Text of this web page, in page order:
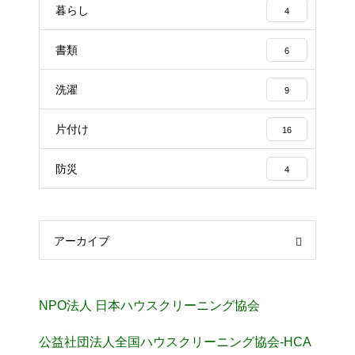
暮らし 4
書類 6
洗濯 9
片付け 16
防災 4
アーカイブ
NPO法人 日本ハウスクリーニング協会
公益社団法人全国ハウスクリーニング協会-HCA